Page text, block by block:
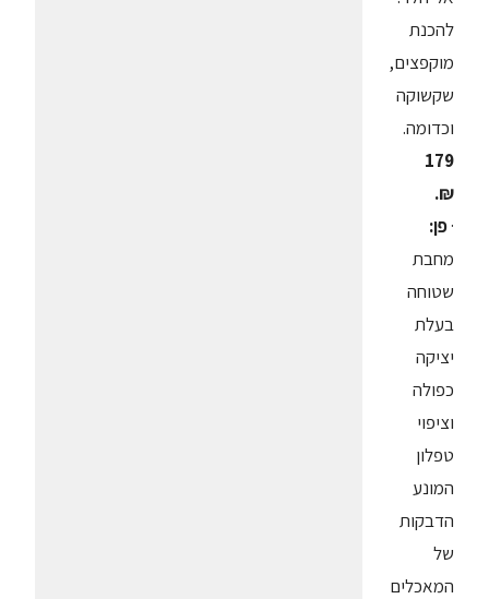
להכנת
מוקפצים,
שקשוקה
וכדומה.
179
₪.
·פן:
מחבת
שטוחה
בעלת
יציקה
כפולה
וציפוי
טפלון
המונע
הדבקות
של
המאכלים